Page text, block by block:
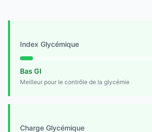
Index Glycémique
Bas GI
Meilleur pour le contrôle de la glycémie
Charge Glycémique